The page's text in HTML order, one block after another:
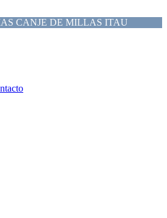
CANJE DE MILLAS ITAU